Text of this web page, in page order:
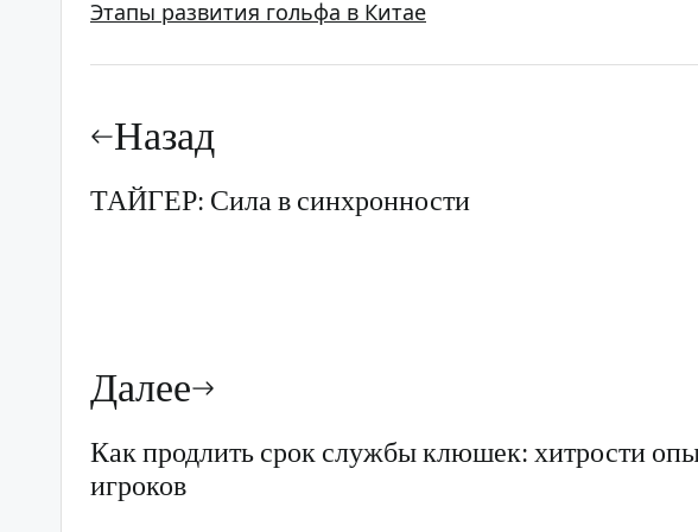
Этапы развития гольфа в Китае
по
записям
Назад
ТАЙГЕР: Сила в синхронности
Далее
Как продлить срок службы клюшек: хитрости
игроков